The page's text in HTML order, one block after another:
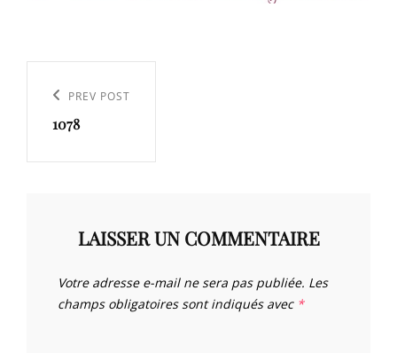
l’article
Previous
Post
PREV POST
1078
LAISSER UN COMMENTAIRE
Votre adresse e-mail ne sera pas publiée. Les
champs obligatoires sont indiqués avec *